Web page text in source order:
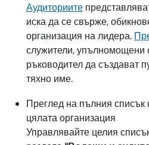
Аудиториите
иска да се свърже,
организация на лидера.
служители, упълномощени
ръководител да създават
тяхно име.
Преглед на пълния списък
цялата организация
Управлявайте целия